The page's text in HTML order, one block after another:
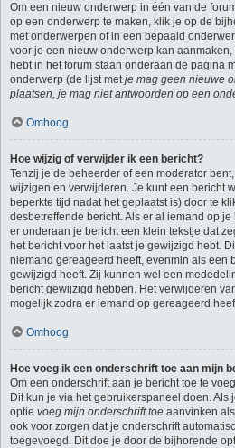
Om een nieuw onderwerp in één van de
op een onderwerp te maken, klik je op de
met onderwerpen of in een bepaald
voor je een nieuw onderwerp kan
hebt in het forum staan onderaan de pagina
onderwerp (de lijst metje mag geen nieuwe
plaatsen, je mag niet antwoorden op een
Omhoog
Hoe wijzig of verwijder ik een bericht?
Tenzij je de beheerder of een moderator
wijzigen en verwijderen. Je kunt een bericht
beperkte tijd nadat het geplaatst is) door te
desbetreffende bericht. Als er al iemand op
er onderaan je bericht een klein tekstje dat
het bericht voor het laatst je gewijzigd hebt.
niemand gereageerd heeft, evenmin als een
gewijzigd heeft. Zij kunnen wel een
bericht gewijzigd hebben. Het verwijderen
mogelijk zodra er iemand op gereageerd
Omhoog
Hoe voeg ik een onderschrift toe aan mijn
Om een onderschrift aan je bericht toe te
Dit kun je via het gebruikerspaneel doen. Als
optie voeg mijn onderschrift toe aanvinken
ook voor zorgen dat je onderschrift
toegevoegd. Dit doe je door de bijhorende